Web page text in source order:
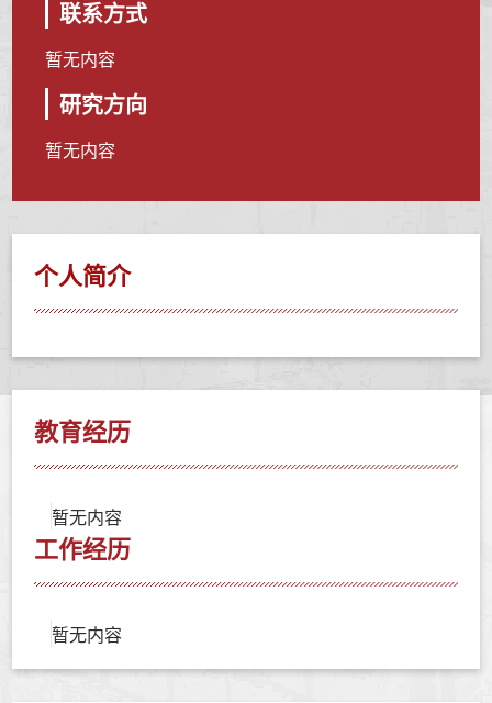
联系方式
暂无内容
研究方向
暂无内容
个人简介
教育经历
暂无内容
工作经历
暂无内容